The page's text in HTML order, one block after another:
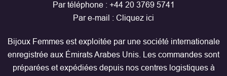
Par téléphone : +44 20 3769 5741
Par e-mail : Cliquez ici
Bijoux Femmes est exploitée par une société internationale
enregistrée aux Émirats Arabes Unis. Les commandes sont
préparées et expédiées depuis nos centres logistiques à